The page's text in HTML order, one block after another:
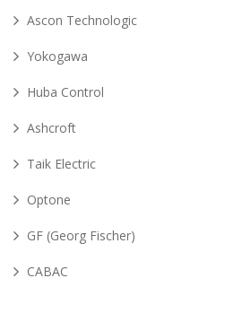
Ascon Technologic
Yokogawa
Huba Control
Ashcroft
Taik Electric
Optone
GF (Georg Fischer)
CABAC